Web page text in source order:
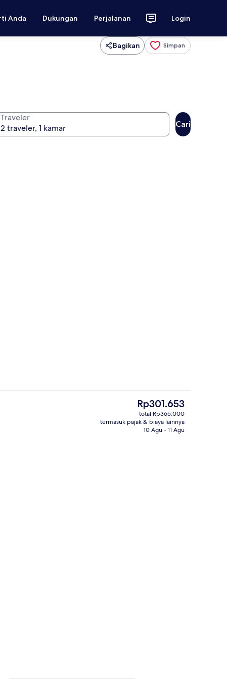
Anda Dukungan Perjalanan Login
Bagikan Simpan
Traveler
Cari
| Seprai premium, brankas, meja kerja, dan tirai kedap cahaya
Eksterior
Harga
saat
ini
Rp301.653
Rp301.653
total Rp365.000
termasuk pajak & biaya lainnya
10 Agu - 11 Agu